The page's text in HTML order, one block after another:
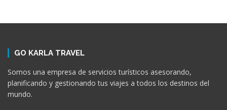
GO KARLA TRAVEL
Somos una empresa de servicios turísticos asesorando,
planificando y gestionando tus viajes a todos los destinos del
mundo.